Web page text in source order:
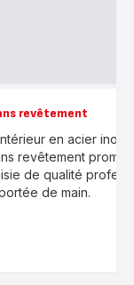
revêtement
en acier
revêtement promet
de qualité
de main.